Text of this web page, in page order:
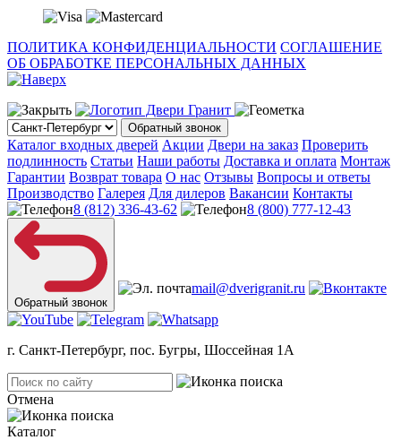
ПОЛИТИКА КОНФИДЕНЦИАЛЬНОСТИ СОГЛАШЕНИЕ
ОБ ОБРАБОТКЕ ПЕРСОНАЛЬНЫХ ДАННЫХ
Обратный звонок
Каталог входных дверей Акции Двери на заказ Проверить
подлинность Статьи Наши работы Доставка и оплата Монтаж
Гарантии Возврат товара О нас Отзывы Вопросы и ответы
Производство Галерея Для дилеров Вакансии Контакты
8 (812) 336-43-62
8 (800) 777-12-43
Обратный звонок
mail@dverigranit.ru
г. Санкт-Петербург, пос. Бугры, Шоссейная 1А
Отмена
Каталог